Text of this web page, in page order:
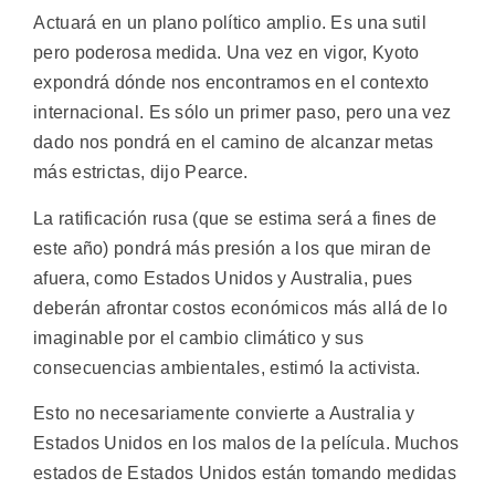
Actuará en un plano político amplio. Es una sutil
pero poderosa medida. Una vez en vigor, Kyoto
expondrá dónde nos encontramos en el contexto
internacional. Es sólo un primer paso, pero una vez
dado nos pondrá en el camino de alcanzar metas
más estrictas, dijo Pearce.
La ratificación rusa (que se estima será a fines de
este año) pondrá más presión a los que miran de
afuera, como Estados Unidos y Australia, pues
deberán afrontar costos económicos más allá de lo
imaginable por el cambio climático y sus
consecuencias ambientales, estimó la activista.
Esto no necesariamente convierte a Australia y
Estados Unidos en los malos de la película. Muchos
estados de Estados Unidos están tomando medidas